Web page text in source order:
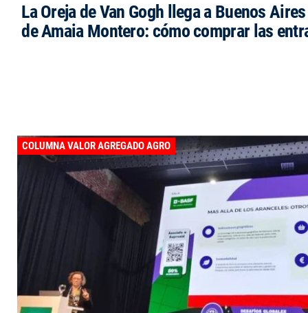
La Oreja de Van Gogh llega a Buenos
de Amaia Montero: cómo comprar las
COLUMNA VALOR AGREGADO AGRO